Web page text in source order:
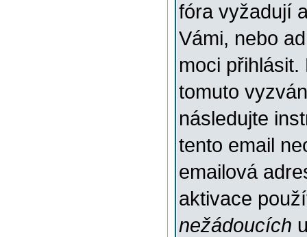
fóra vyžadují
Vámi, nebo
moci
tomuto
následujte
tento email
emailová
aktivace
nežádoucích